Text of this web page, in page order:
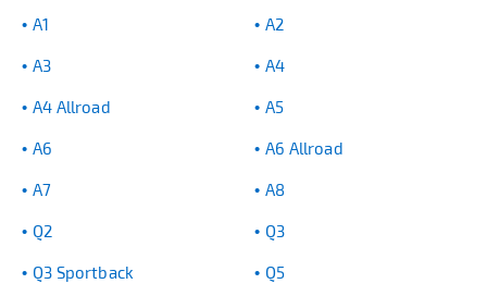
A1 A2
A3 A4
A4 Allroad A5
A6 A6 Allroad
A7 A8
Q2 Q3
Q3 Sportback Q5